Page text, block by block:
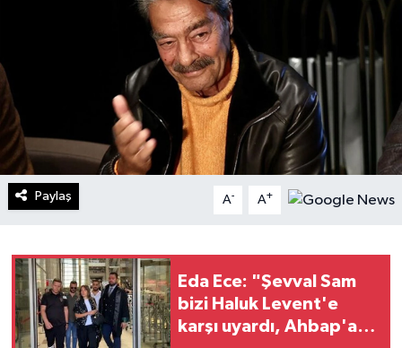
Paylaş A- A+
Eda Ece: "Şevval Sam
bizi Haluk Levent'e
karşı uyardı, Ahbap'a
Lider Haber TV Canlı Yayın izle